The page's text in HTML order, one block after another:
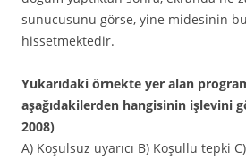
sunucusunu görse, yine midesinin
hissetmektedir.
Yukarıdaki örnekte yer alan
aşağıdakilerden hangisinin işlevini
2008)
A) Koşulsuz uyarıcı B) Koşullu tepki